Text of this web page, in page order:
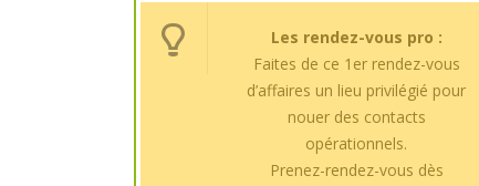
Les rendez-vous pro :
Faites de ce 1er rendez-vous
d’affaires un lieu privilégié pour
nouer des contacts
opérationnels.
Prenez-rendez-vous dès